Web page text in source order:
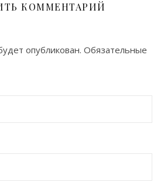
КОММЕНТАРИЙ
опубликован. Обязательные